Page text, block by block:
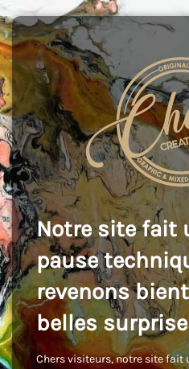
Notre site fait
pause
revenons
belles
Chers visiteurs, notre site fait